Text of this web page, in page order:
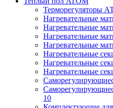
Терморегуляторы
Нагревательные
Нагревательные
Нагревательные
Нагревательные
Нагревательные
Нагревательные
Нагревательные
10